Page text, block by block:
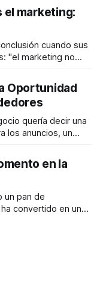
y monitoreo
a tomar mejores
propuesta busca
el marketing:
cuando sus
"el marketing no
Durante
el especialista en
Oportunidad
quería decir una
los anuncios, un
digital
para atender
persona
en la
un pan de
convertido en uno
que